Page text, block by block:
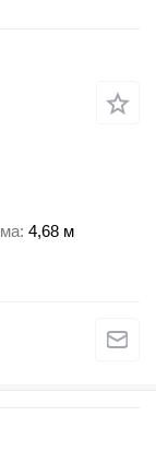
4,68 м